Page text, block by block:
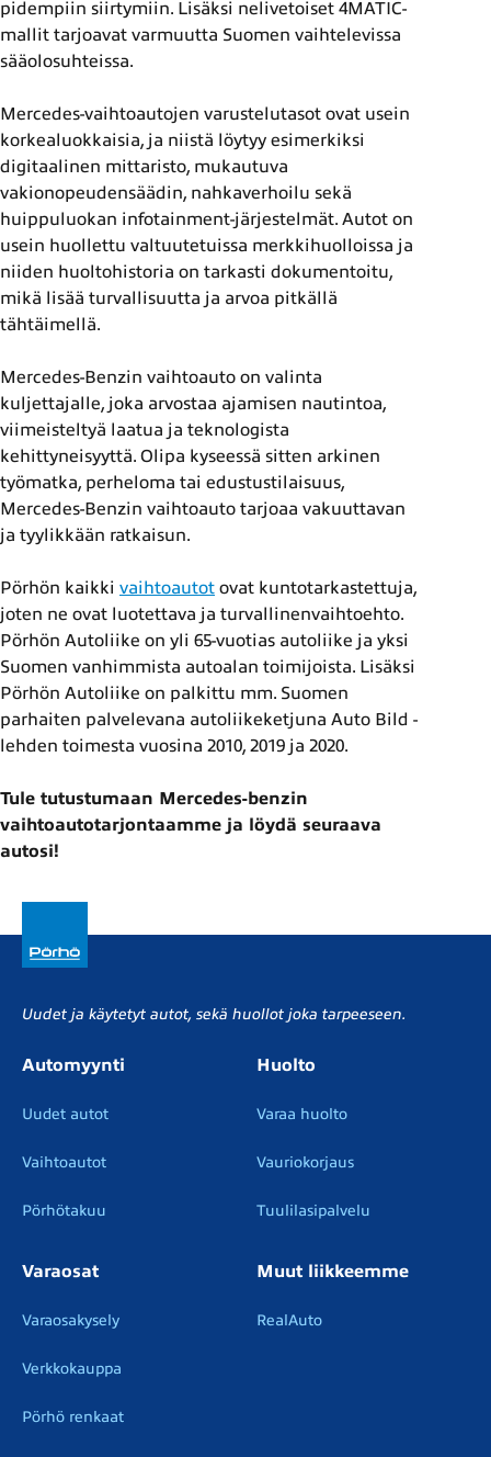
pidempiin siirtymiin. Lisäksi nelivetoiset 4MATIC-
mallit tarjoavat varmuutta Suomen vaihtelevissa
sääolosuhteissa.
Mercedes-vaihtoautojen varustelutasot ovat usein
korkealuokkaisia, ja niistä löytyy esimerkiksi
digitaalinen mittaristo, mukautuva
vakionopeudensäädin, nahkaverhoilu sekä
huippuluokan infotainment-järjestelmät. Autot on
usein huollettu valtuutetuissa merkkihuolloissa ja
niiden huoltohistoria on tarkasti dokumentoitu,
mikä lisää turvallisuutta ja arvoa pitkällä
tähtäimellä.
Mercedes-Benzin vaihtoauto on valinta
kuljettajalle, joka arvostaa ajamisen nautintoa,
viimeisteltyä laatua ja teknologista
kehittyneisyyttä. Olipa kyseessä sitten arkinen
työmatka, perheloma tai edustustilaisuus,
Mercedes-Benzin vaihtoauto tarjoaa vakuuttavan
ja tyylikkään ratkaisun.
Pörhön kaikki vaihtoautot ovat kuntotarkastettuja,
joten ne ovat luotettava ja turvallinenvaihtoehto.
Pörhön Autoliike on yli 65-vuotias autoliike ja yksi
Suomen vanhimmista autoalan toimijoista. Lisäksi
Pörhön Autoliike on palkittu mm. Suomen
parhaiten palvelevana autoliikeketjuna Auto Bild -
lehden toimesta vuosina 2010, 2019 ja 2020.
Tule tutustumaan Mercedes-benzin
vaihtoautotarjontaamme ja löydä seuraava
autosi!
Uudet ja käytetyt autot, sekä huollot joka tarpeeseen.
Automyynti
Uudet autot
Vaihtoautot
Pörhötakuu
Huolto
Varaa huolto
Vauriokorjaus
Tuulilasipalvelu
Varaosat
Varaosakysely
Verkkokauppa
Pörhö renkaat
Muut liikkeemme
RealAuto